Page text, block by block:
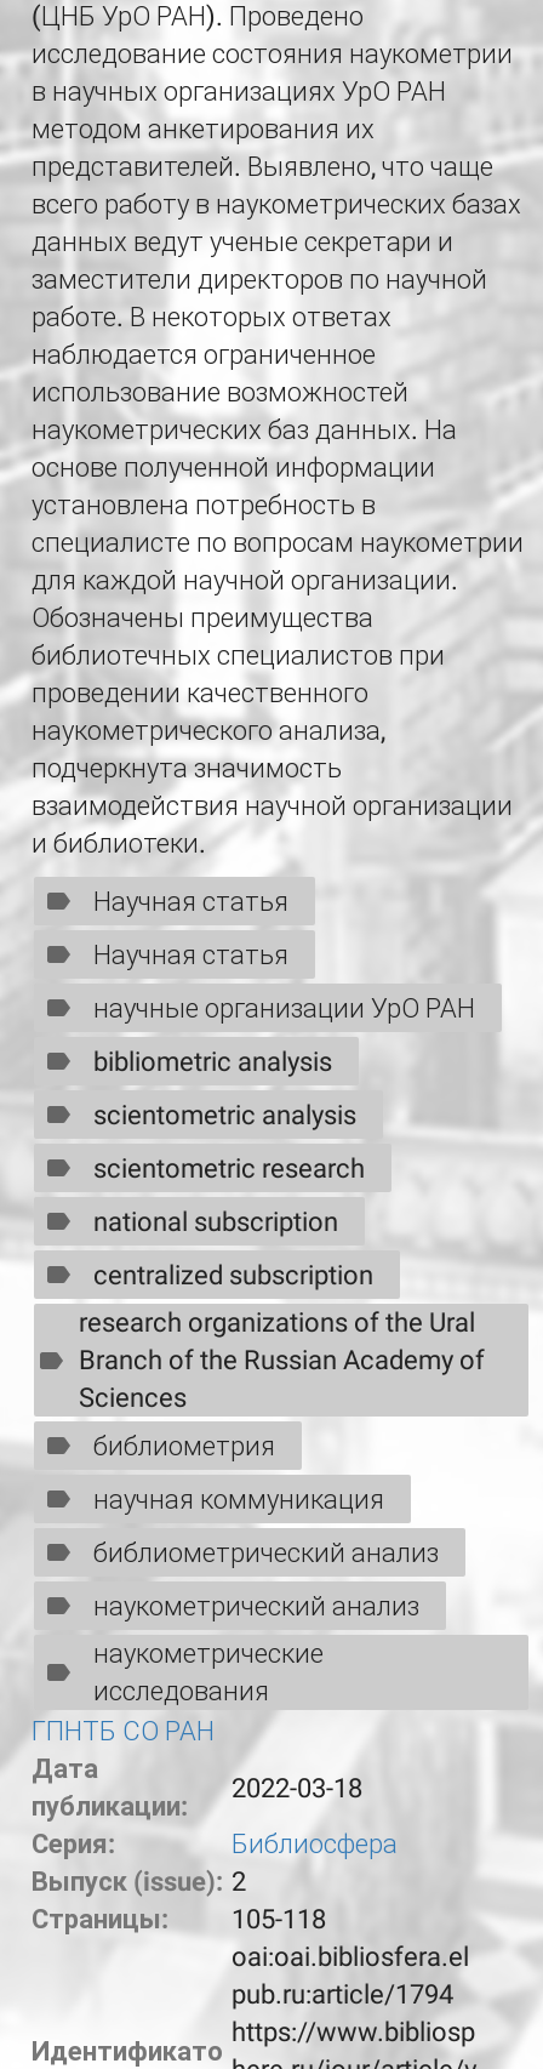
(ЦНБ УрО РАН). Проведено
исследование состояния наукометрии
в научных организациях УрО РАН
методом анкетирования их
представителей. Выявлено, что чаще
всего работу в наукометрических базах
данных ведут ученые секретари и
заместители директоров по научной
работе. В некоторых ответах
наблюдается ограниченное
использование возможностей
наукометрических баз данных. На
основе полученной информации
установлена потребность в
специалисте по вопросам наукометрии
для каждой научной организации.
Обозначены преимущества
библиотечных специалистов при
проведении качественного
наукометрического анализа,
подчеркнута значимость
взаимодействия научной организации
и библиотеки.
Научная статья
Научная статья
научные организации УрО РАН
bibliometric analysis
scientometric analysis
scientometric research
national subscription
centralized subscription
research organizations of the Ural
Branch of the Russian Academy of
Sciences
библиометрия
научная коммуникация
библиометрический анализ
наукометрический анализ
наукометрические
исследования
ГПНТБ СО РАН
Дата
публикации:
2022-03-18
Серия:
Библиосфера
Выпуск (issue): 2
Страницы:
105-118
Идентификато
oai:oai.bibliosfera.el
pub.ru:article/1794
https://www.bibliosp